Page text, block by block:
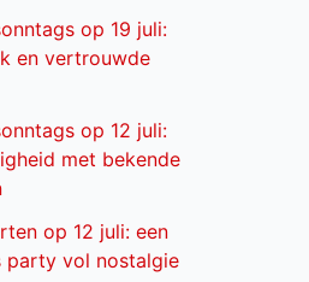
op 19 juli:
en vertrouwde
op 12 juli:
met bekende
op 12 juli: een
party vol nostalgie